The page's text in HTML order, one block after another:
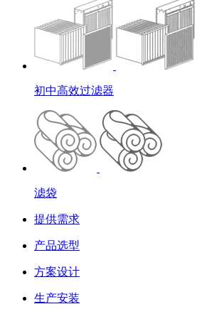
初中高效过滤器
滤袋
提供需求
产品选型
方案设计
生产安装